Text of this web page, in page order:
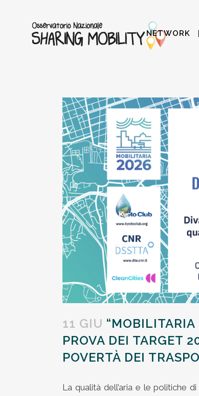
NETWORK
11 GIU
PROVA DEI TARGET
POVERTÀ DEI
La qualità dell’aria e le politiche